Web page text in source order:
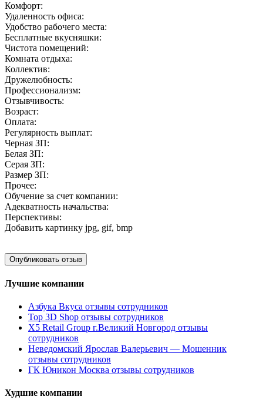
Комфорт:
Удаленность офиса:
Удобство рабочего места:
Бесплатные вкусняшки:
Чистота помещений:
Комната отдыха:
Коллектив:
Дружелюбность:
Профессионализм:
Отзывчивость:
Возраст:
Оплата:
Регулярность выплат:
Черная ЗП:
Белая ЗП:
Серая ЗП:
Размер ЗП:
Прочее:
Обучение за счет компании:
Адекватность начальства:
Перспективы:
Добавить картинку jpg, gif, bmp
Лучшие компании
Азбука Вкуса отзывы сотрудников
Top 3D Shop отзывы сотрудников
X5 Retail Group г.Великий Новгород отзывы
сотрудников
Неведомский Ярослав Валерьевич — Мошенник
отзывы сотрудников
ГК Юникон Москва отзывы сотрудников
Худшие компании